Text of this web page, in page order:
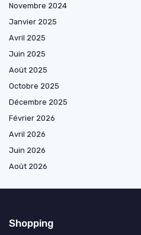
Novembre 2024
Janvier 2025
Avril 2025
Juin 2025
Août 2025
Octobre 2025
Décembre 2025
Février 2026
Avril 2026
Juin 2026
Août 2026
Shopping